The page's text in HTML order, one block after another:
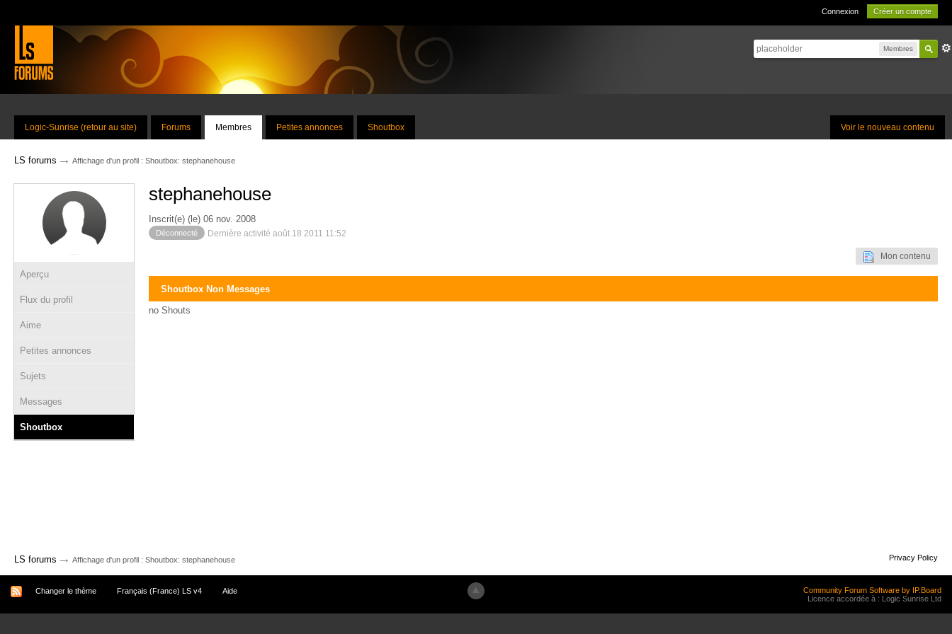
Connexion Créer un compte
Membres
Voir le nouveau contenu
Logic-Sunrise (retour au site) Forums Membres Petites annonces Shoutbox
LS forums → Affichage d'un profil : Shoutbox: stephanehouse
Aperçu
Flux du profil
Aime
Petites annonces
Sujets
Messages
Shoutbox
stephanehouse
Inscrit(e) (le) 06 nov. 2008
Déconnecté Dernière activité août 18 2011 11:52
Mon contenu
Shoutbox Non Messages
no Shouts
LS forums → Affichage d'un profil : Shoutbox: stephanehouse Privacy Policy
Changer le thème Français (France) LS v4 Aide
Community Forum Software by IP.Board
Licence accordée à : Logic Sunrise Ltd